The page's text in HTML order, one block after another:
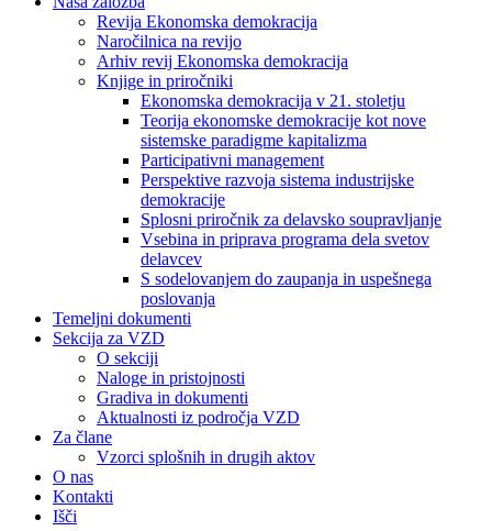
Revija Ekonomska demokracija
Naročilnica na revijo
Arhiv revij Ekonomska demokracija
Knjige in priročniki
Ekonomska demokracija v 21. stoletju
Teorija ekonomske demokracije kot nove
sistemske paradigme kapitalizma
Participativni management
Perspektive razvoja sistema industrijske
demokracije
Splosni priročnik za delavsko soupravljanje
Vsebina in priprava programa dela svetov
delavcev
S sodelovanjem do zaupanja in uspešnega
poslovanja
Temeljni dokumenti
Sekcija za VZD
O sekciji
Naloge in pristojnosti
Gradiva in dokumenti
Aktualnosti iz področja VZD
Za člane
Vzorci splošnih in drugih aktov
O nas
Kontakti
Išči